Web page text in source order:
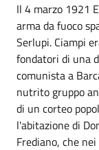
Il 4 marzo 1921
arma da fuoco
Serlupi. Ciampi
fondatori di una
comunista a
nutrito gruppo
di un corteo
l'abitazione di
Frediano, che